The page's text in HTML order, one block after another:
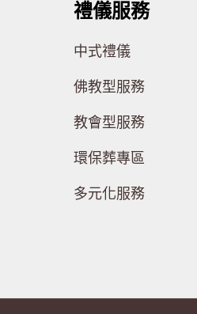
禮儀服務
中式禮儀
佛教型服務
教會型服務
環保葬專區
多元化服務